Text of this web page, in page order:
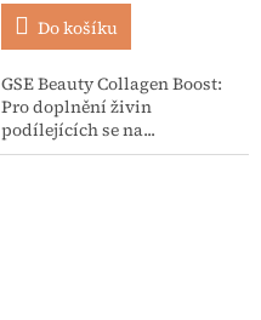
Do košíku
GSE Beauty Collagen Boost:
Pro doplnění živin
podílejících se na...